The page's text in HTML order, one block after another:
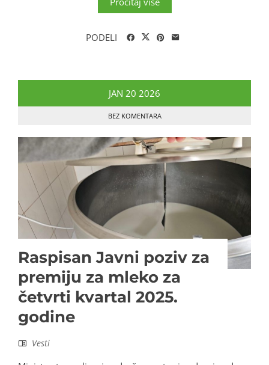
PODELI
JAN 20 2026
BEZ KOMENTARA
Raspisan Javni poziv za
premiju za mleko za
četvrti kvartal 2025.
godine
Vesti